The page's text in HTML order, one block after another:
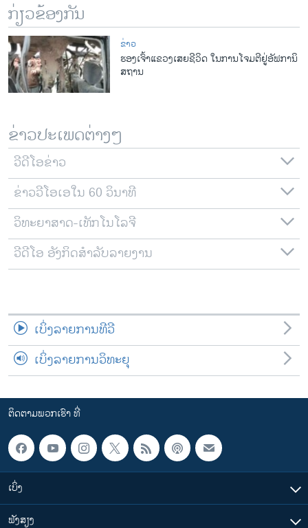
ສຽງ
ລາຍການກະຈາຍສຽງ
ລາຍງານ
ຕິດຕາມພວກເຮົາ ທີ່
ພາສາຕ່າງໆ
ກ່ຽວຂ້ອງກັນ
ຂ່າວ
ຮອງເຈົ້າແຂວງເສຍຊີວິດ ໃນການໂຈມຕີຢູ່ອັຟການິ
ສຖານ
ຂ່າວປະເພດຕ່າງໆ
ວີດີໂອຂ່າວ
ຂ່າວວີໂອເອໃນ 60 ວິນາທີ
ວິທະຍາສາດ-ເທັກໂນໂລຈີ
ວີດີໂອ ອັງກິດສຳລັບລາຍງານ
ເບິ່ງລາຍການທີວີ
ເບິ່ງລາຍການວິທະຍຸ
ຕິດຕາມພວກເຮົາ ທີ່
ເບິ່ງ
ຟັງສຽງ